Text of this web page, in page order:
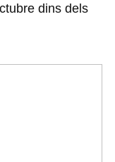
dins dels